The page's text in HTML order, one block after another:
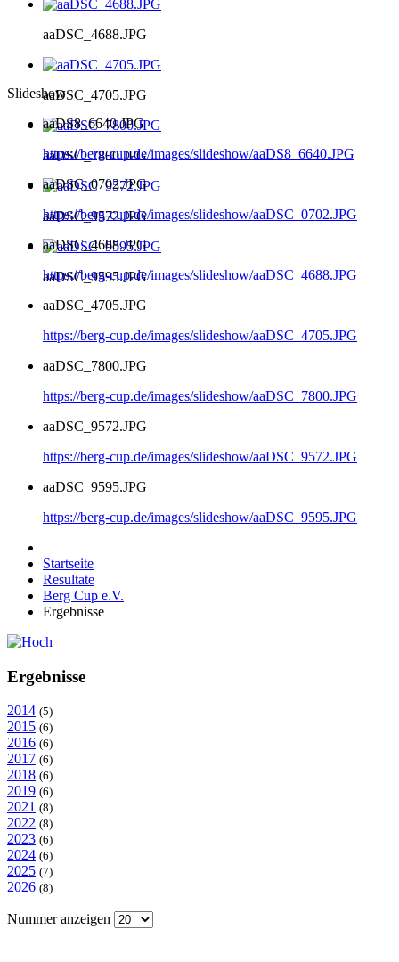
aaDSC_4688.JPG
aaDSC_4705.JPG
aaDSC_7800.JPG
aaDSC_9572.JPG
aaDSC_9595.JPG
Slideshow
aaDS8_6640.JPG
https://berg-cup.de/images/slideshow/aaDS8_6640.JPG
aaDSC_0702.JPG
https://berg-cup.de/images/slideshow/aaDSC_0702.JPG
aaDSC_4688.JPG
https://berg-cup.de/images/slideshow/aaDSC_4688.JPG
aaDSC_4705.JPG
https://berg-cup.de/images/slideshow/aaDSC_4705.JPG
aaDSC_7800.JPG
https://berg-cup.de/images/slideshow/aaDSC_7800.JPG
aaDSC_9572.JPG
https://berg-cup.de/images/slideshow/aaDSC_9572.JPG
aaDSC_9595.JPG
https://berg-cup.de/images/slideshow/aaDSC_9595.JPG
Startseite
Resultate
Berg Cup e.V.
Ergebnisse
Ergebnisse
2014 (5)
2015 (6)
2016 (6)
2017 (6)
2018 (6)
2019 (6)
2021 (8)
2022 (8)
2023 (6)
2024 (6)
2025 (7)
2026 (8)
Nummer anzeigen